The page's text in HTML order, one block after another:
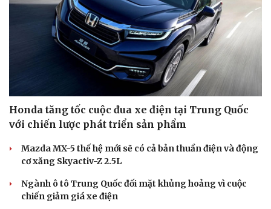
Tư vấn
Honda tăng tốc cuộc đua xe điện tại Trung Quốc
với chiến lược phát triển sản phẩm
Mazda MX-5 thế hệ mới sẽ có cả bản thuần điện và động
cơ xăng Skyactiv-Z 2.5L
Ngành ô tô Trung Quốc đối mặt khủng hoảng vì cuộc
chiến giảm giá xe điện